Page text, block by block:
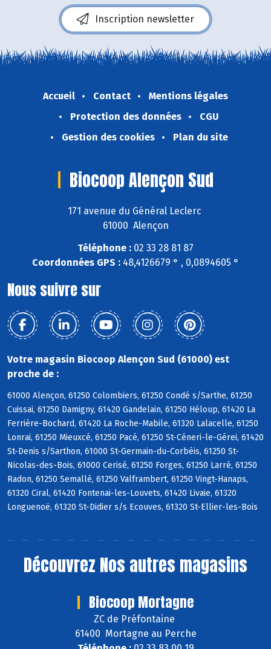
Inscription newsletter
Accueil Contact
Mentions légales
Protection des données
CGU
Gestion des cookies
Plan du site
Biocoop Alençon Sud
171 avenue du Général Leclerc
61000 Alençon
Téléphone : 02 33 28 81 87
Coordonnées GPS : 48,4126679 ° , 0,0894605 °
Nous suivre sur
Votre magasin Biocoop Alençon Sud (61000) est
proche de :
61000 Alençon, 61250 Colombiers, 61250 Condé s/Sarthe, 61250
Cuissai, 61250 Damigny, 61420 Gandelain, 61250 Héloup, 61420 La
Ferrière-Bochard, 61420 La Roche-Mabile, 61320 Lalacelle, 61250
Lonrai, 61250 Mieuxcé, 61250 Pacé, 61250 St-Céneri-le-Gérei, 61420
St-Denis s/Sarthon, 61000 St-Germain-du-Corbéis, 61250 St-
Nicolas-des-Bois, 61000 Cerisé, 61250 Forges, 61250 Larré, 61250
Radon, 61250 Semallé, 61250 Valframbert, 61250 Vingt-Hanaps,
61320 Ciral, 61420 Fontenai-les-Louvets, 61420 Livaie, 61320
Longuenoë, 61320 St-Didier s/s Ecouves, 61320 St-Ellier-les-Bois
Découvrez Nos autres magasins
Biocoop Mortagne
ZC de Préfontaine
61400 Mortagne au Perche